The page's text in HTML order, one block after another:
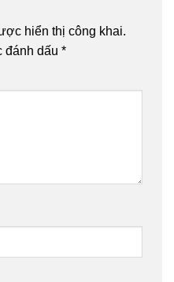
hiển thị công khai.
đánh dấu *